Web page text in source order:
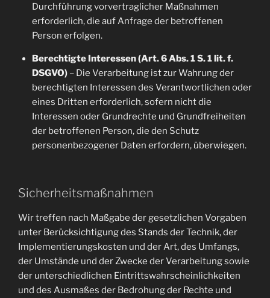
Durchführung vorvertraglicher Maßnahmen
erforderlich, die auf Anfrage der betroffenen
Person erfolgen.
Berechtigte Interessen (Art. 6 Abs. 1 S. 1 lit. f.
DSGVO)– Die Verarbeitung ist zur Wahrung der
berechtigten Interessen des Verantwortlichen oder
eines Dritten erforderlich, sofern nicht die
Interessen oder Grundrechte und Grundfreiheiten
der betroffenen Person, die den Schutz
personenbezogener Daten erfordern, überwiegen.
Sicherheitsmaßnahmen
Wir treffen nach Maßgabe der gesetzlichen Vorgaben
unter Berücksichtigung des Stands der Technik, der
Implementierungskosten und der Art, des Umfangs,
der Umstände und der Zwecke der Verarbeitung sowie
der unterschiedlichen Eintrittswahrscheinlichkeiten
und des Ausmaßes der Bedrohung der Rechte und